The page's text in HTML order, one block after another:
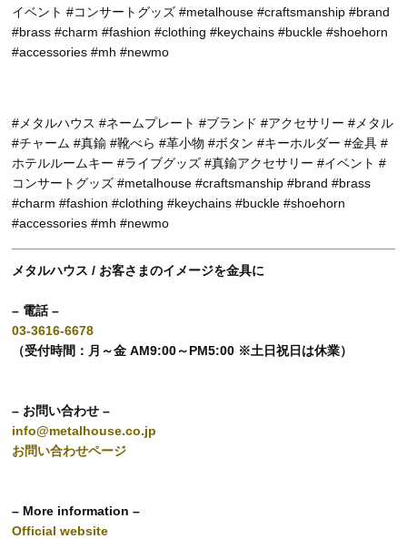
イベント #コンサートグッズ #metalhouse #craftsmanship #brand
#brass #charm #fashion #clothing #keychains #buckle #shoehorn
#accessories #mh #newmo
#メタルハウス #ネームプレート #ブランド #アクセサリー #メタル
#チャーム #真鍮 #靴べら #革小物 #ボタン #キーホルダー #金具 #
ホテルルームキー #ライブグッズ #真鍮アクセサリー #イベント #
コンサートグッズ #metalhouse #craftsmanship #brand #brass
#charm #fashion #clothing #keychains #buckle #shoehorn
#accessories #mh #newmo
メタルハウス / お客さまのイメージを金具に
– 電話 –
03-3616-6678
（受付時間：月～金 AM9:00～PM5:00 ※土日祝日は休業）
– お問い合わせ –
info@metalhouse.co.jp
お問い合わせページ
– More information –
Official website